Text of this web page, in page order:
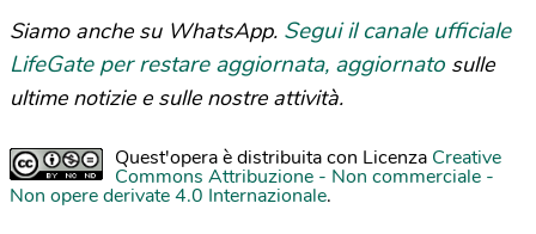
Siamo anche su WhatsApp. Segui il canale ufficiale
LifeGate per restare aggiornata, aggiornato sulle
ultime notizie e sulle nostre attività.
Quest'opera è distribuita con Licenza Creative
Commons Attribuzione - Non commerciale -
Non opere derivate 4.0 Internazionale.